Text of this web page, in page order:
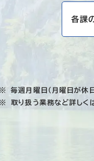
各課
毎週月曜日（月曜日が休
取り扱う業務など詳しくは